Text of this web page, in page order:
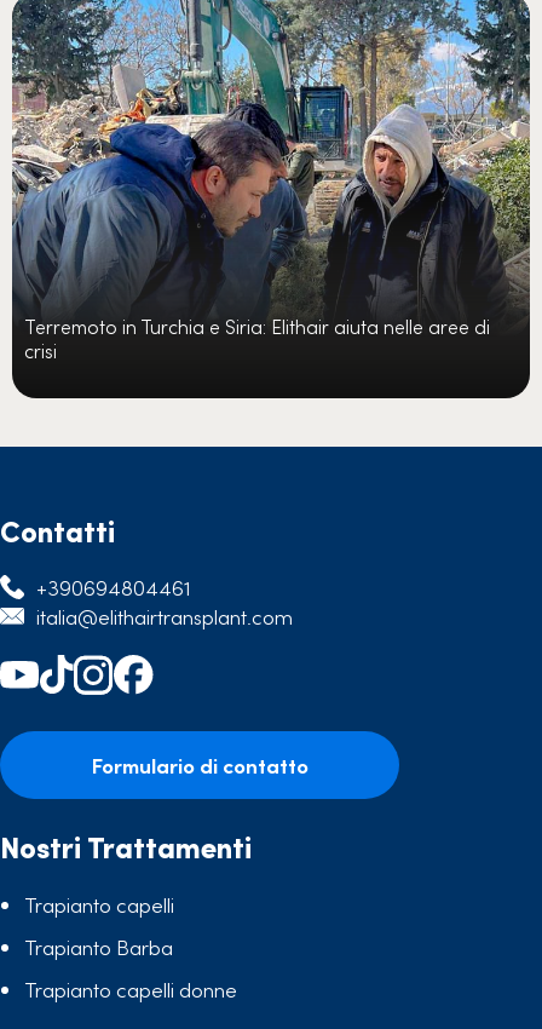
Terremoto in Turchia e Siria: Elithair aiuta nelle aree di
crisi
Contatti
+390694804461
italia@elithairtransplant.com
Formulario di contatto
Nostri Trattamenti
Trapianto capelli
Trapianto Barba
Trapianto capelli donne